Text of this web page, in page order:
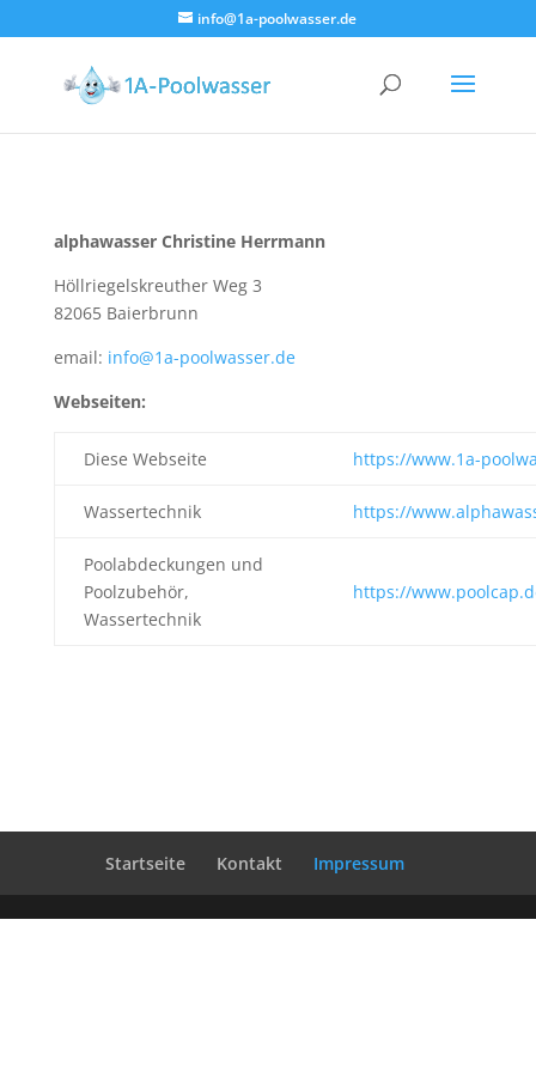
info@1a-poolwasser.de
alphawasser Christine Herrmann
Höllriegelskreuther Weg 3
82065 Baierbrunn
email: info@1a-poolwasser.de
Webseiten:
Diese Webseite https://www.1a-
Wassertechnik https://
Poolabdeckungen und
Poolzubehör,
Wassertechnik
https://
Startseite Kontakt Impressum